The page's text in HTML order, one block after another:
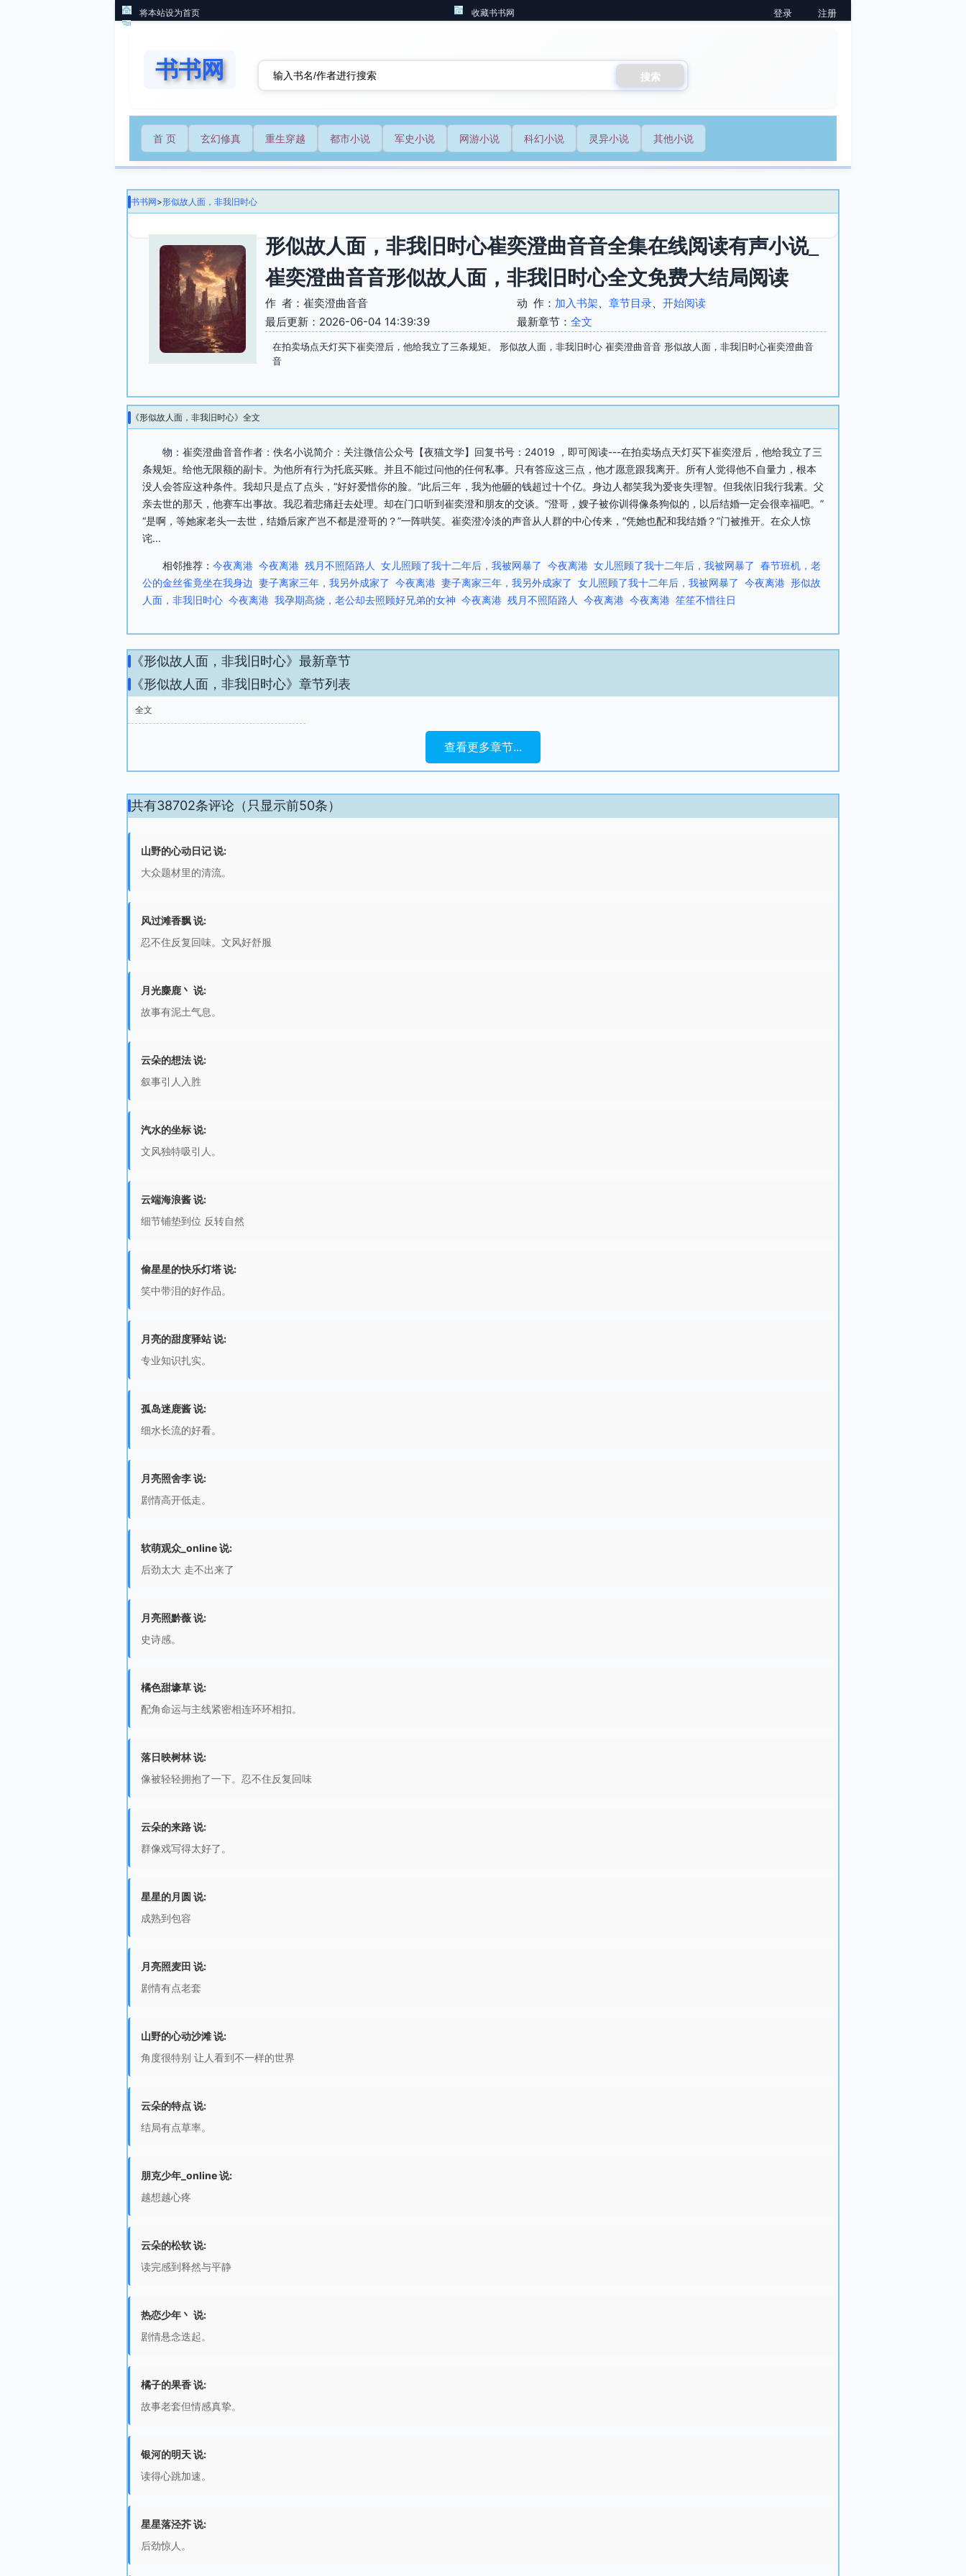
将本站设为首页 收藏书书网 登录 注册
书书网 搜索
首 页 玄幻修真 重生穿越 都市小说 军史小说 网游小说 科幻小说 灵异小说 其他小说
书书网>形似故人面，非我旧时心
形似故人面，非我旧时心崔奕澄曲音音全集在线阅读有声小说_
崔奕澄曲音音形似故人面，非我旧时心全文免费大结局阅读
作 者：崔奕澄曲音音 动 作： 加入书架、 章节目录、 开始阅读
最后更新：2026-06-04 14:39:39
最新章节： 全文
在拍卖场点天灯买下崔奕澄后，他给我立了三条规矩。 形似故人面，非我旧时心 崔奕澄曲音音 形似故人面，非我旧时心崔奕澄曲音
音
《形似故人面，非我旧时心》全文
物：崔奕澄曲音音作者：佚名小说简介：关注微信公众号【夜猫文学】回复书号：24019 ，即可阅读---在拍卖场点天灯买下崔奕澄后，他给我立了三
条规矩。给他无限额的副卡。为他所有行为托底买账。并且不能过问他的任何私事。只有答应这三点，他才愿意跟我离开。所有人觉得他不自量力，根本
没人会答应这种条件。我却只是点了点头，“好好爱惜你的脸。”此后三年，我为他砸的钱超过十个亿。身边人都笑我为爱丧失理智。但我依旧我行我素。父
亲去世的那天，他赛车出事故。我忍着悲痛赶去处理。却在门口听到崔奕澄和朋友的交谈。“澄哥，嫂子被你训得像条狗似的，以后结婚一定会很幸福吧。”
“是啊，等她家老头一去世，结婚后家产岂不都是澄哥的？”一阵哄笑。崔奕澄冷淡的声音从人群的中心传来，“凭她也配和我结婚？”门被推开。在众人惊
诧...
相邻推荐： 今夜离港 今夜离港 残月不照陌路人 女儿照顾了我十二年后，我被网暴了 今夜离港 女儿照顾了我十二年后，我被网暴了 春节班机，老
公的金丝雀竟坐在我身边 妻子离家三年，我另外成家了 今夜离港 妻子离家三年，我另外成家了 女儿照顾了我十二年后，我被网暴了 今夜离港 形似故
人面，非我旧时心 今夜离港 我孕期高烧，老公却去照顾好兄弟的女神 今夜离港 残月不照陌路人 今夜离港 今夜离港 笙笙不惜往日
《形似故人面，非我旧时心》最新章节
《形似故人面，非我旧时心》章节列表
全文
查看更多章节...
共有38702条评论（只显示前50条）
山野的心动日记 说:
大众题材里的清流。
风过滩香飘 说:
忍不住反复回味。文风好舒服
月光麋鹿丶 说:
故事有泥土气息。
云朵的想法 说:
叙事引人入胜
汽水的坐标 说:
文风独特吸引人。
云端海浪酱 说:
细节铺垫到位 反转自然
偷星星的快乐灯塔 说:
笑中带泪的好作品。
月亮的甜度驿站 说:
专业知识扎实。
孤岛迷鹿酱 说:
细水长流的好看。
月亮照舍李 说:
剧情高开低走。
软萌观众_online 说:
后劲太大 走不出来了
月亮照黔薇 说:
史诗感。
橘色甜壕草 说:
配角命运与主线紧密相连环环相扣。
落日映树林 说:
像被轻轻拥抱了一下。忍不住反复回味
云朵的来路 说:
群像戏写得太好了。
星星的月圆 说:
成熟到包容
月亮照麦田 说:
剧情有点老套
山野的心动沙滩 说:
角度很特别 让人看到不一样的世界
云朵的特点 说:
结局有点草率。
朋克少年_online 说:
越想越心疼
云朵的松软 说:
读完感到释然与平静
热恋少年丶 说:
剧情悬念迭起。
橘子的果香 说:
故事老套但情感真挚。
银河的明天 说:
读得心跳加速。
星星落泾芥 说:
后劲惊人。